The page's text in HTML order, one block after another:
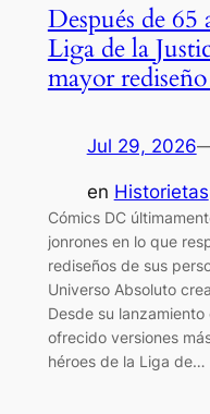
Después de 65
Liga de la
mayor
Jul 29, 2026
en Historietas
Cómics DC
jonrones en lo que
rediseños de sus
Universo Absoluto
Desde su
ofrecido versiones
héroes de la Liga de…